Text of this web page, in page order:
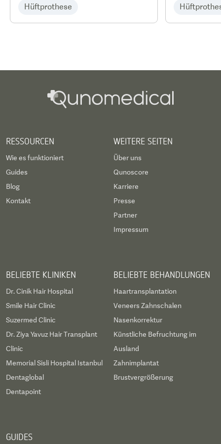
Hüftprothese
die ATOS
RESSOURCEN
Wie es funktioniert
Guides
Blog
Kontakt
WEITERE SEITEN
Über uns
Qunoscore
Karriere
Presse
Partner
Impressum
BELIEBTE KLINIKEN
Dr. Cinik Hair Hospital
Smile Hair Clinic
Suzermed Clinic
Dr. Ziya Yavuz Hair Transplant
Clinic
Memorial Sisli Hospital Istanbul
Dentaglobal
Dentapoint
BELIEBTE BEHANDLUNGEN
Haartransplantation
Veneers Zahnschalen
Nasenkorrektur
Künstliche Befruchtung im
Ausland
Zahnimplantat
Brustvergrößerung
GUIDES